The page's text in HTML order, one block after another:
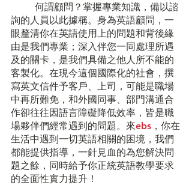
	何謂顧問？掌握專業知識，
備以諮
詢的人員以此據稱。身為英語顧問， 一
眼釐清你在英語使用上的問題和背後緣
由是我們專業；深入伴您一同處理所遇
及的關卡，是我們具備之他人所不能的
客製化。在現今這個國際化的社會，撰
寫英文信件予客戶、上司，可能是職場
中再所難免，和外國同事、部門溝通合
作卻往往因語言障礙降低效率，皆是職
場夥伴們經常遇到的問題。來ebs ，你在
生活中遇到一切英語相關的困境，我們
都能提供指導，一針見血的為您解決問
題之餘，同時給予你正統英語教學要求
的全面性實力提升！